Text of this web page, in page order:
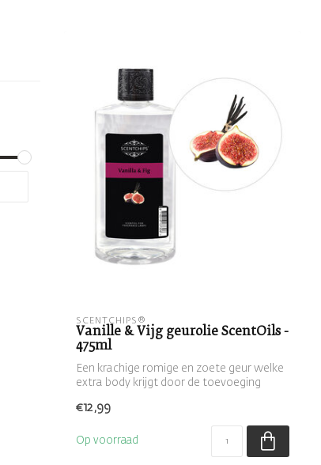
SCENTCHIPS®
Vanille & Vijg geurolie ScentOils -
475ml
Een krachige romige en zoete geur welke
extra body krijgt door de toevoeging
€12,99
Op voorraad